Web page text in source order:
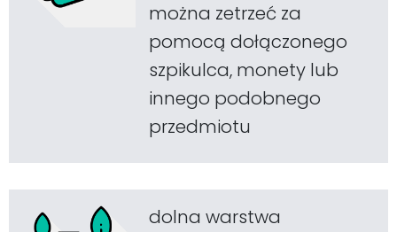
można zetrzeć za
pomocą dołączonego
szpikulca, monety lub
innego podobnego
przedmiotu
dolna warstwa